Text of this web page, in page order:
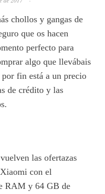
chollos y gangas de
que os hacen
perfecto para
algo que llevábais
fin está a un precio
de crédito y las
las ofertazas
con el
RAM y 64 GB de